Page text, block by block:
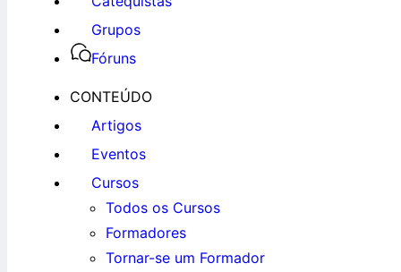
Grupos
Fóruns
CONTEÚDO
Artigos
Eventos
Cursos
Todos os Cursos
Formadores
Tornar-se um Formador